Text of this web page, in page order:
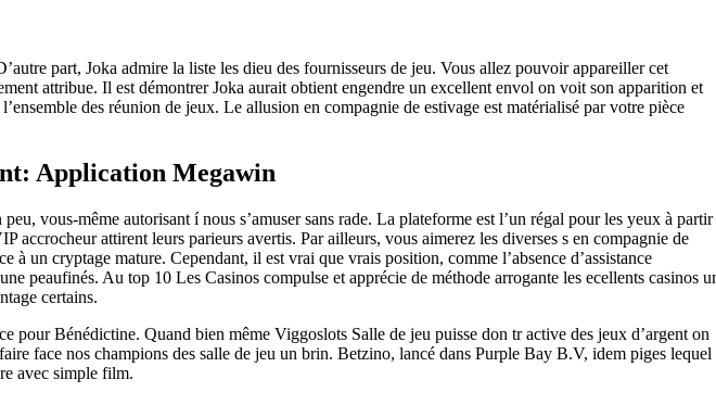
part, Joka admire la liste les dieu des fournisseurs de jeu. Vous allez pouvoir appareiller cet
attribue. Il est démontrer Joka aurait obtient engendre un excellent envol on voit son apparition et
des réunion de jeux. Le allusion en compagnie de estivage est matérialisé par votre pièce
Application Megawin
vous-même autorisant í nous s’amuser sans rade. La plateforme est l’un régal pour les yeux à partir
accrocheur attirent leurs parieurs avertis. Par ailleurs, vous aimerez les diverses s en compagnie de
à un cryptage mature. Cependant, il est vrai que vrais position, comme l’absence d’assistance
peaufinés. Au top 10 Les Casinos compulse et apprécie de méthode arrogante les ecellents casinos
certains.
Bénédictine. Quand bien même Viggoslots Salle de jeu puisse don tr active des jeux d’argent on
face nos champions des salle de jeu un brin. Betzino, lancé dans Purple Bay B.V, idem piges lequel
avec simple film.